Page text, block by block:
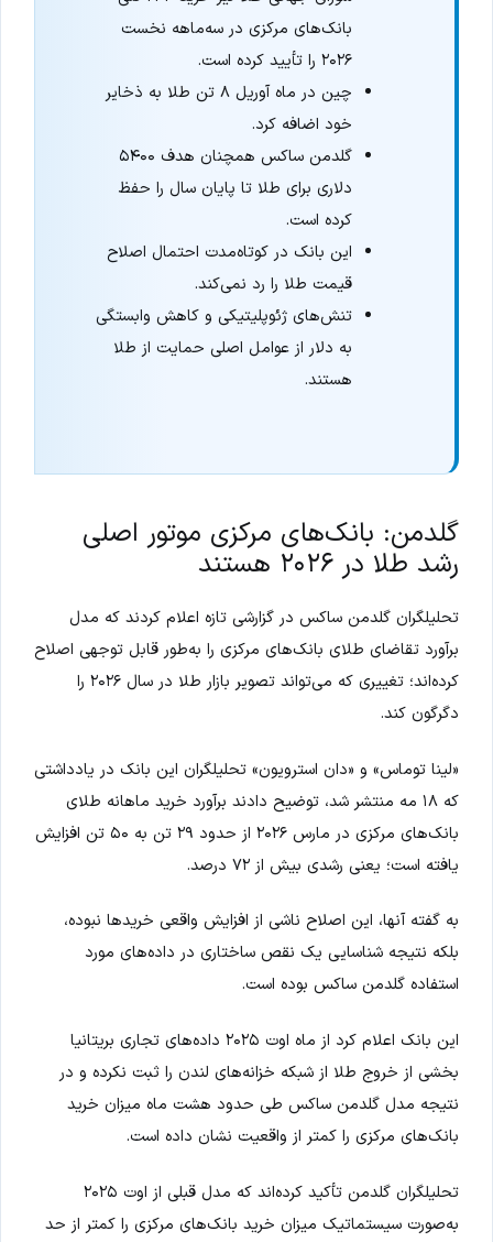
بانک‌های مرکزی در سه‌ماهه نخست
۲۰۲۶ را تأیید کرده است.
چین در ماه آوریل ۸ تن طلا به ذخایر
خود اضافه کرد.
گلدمن ساکس همچنان هدف ۵۴۰۰
دلاری برای طلا تا پایان سال را حفظ
کرده است.
این بانک در کوتاه‌مدت احتمال اصلاح
قیمت طلا را رد نمی‌کند.
تنش‌های ژئوپلیتیکی و کاهش وابستگی
به دلار از عوامل اصلی حمایت از طلا
هستند.
گلدمن: بانک‌های مرکزی موتور اصلی
رشد طلا در ۲۰۲۶ هستند
تحلیلگران گلدمن ساکس در گزارشی تازه اعلام کردند که مدل
برآورد تقاضای طلای بانک‌های مرکزی را به‌طور قابل توجهی اصلاح
کرده‌اند؛ تغییری که می‌تواند تصویر بازار طلا در سال ۲۰۲۶ را
دگرگون کند.
«لینا توماس» و «دان استرویون» تحلیلگران این بانک در یادداشتی
که ۱۸ مه منتشر شد، توضیح دادند برآورد خرید ماهانه طلای
بانک‌های مرکزی در مارس ۲۰۲۶ از حدود ۲۹ تن به ۵۰ تن افزایش
یافته است؛ یعنی رشدی بیش از ۷۲ درصد.
به گفته آنها، این اصلاح ناشی از افزایش واقعی خریدها نبوده،
بلکه نتیجه شناسایی یک نقص ساختاری در داده‌های مورد
استفاده گلدمن ساکس بوده است.
این بانک اعلام کرد از ماه اوت ۲۰۲۵ داده‌های تجاری بریتانیا
بخشی از خروج طلا از شبکه خزانه‌های لندن را ثبت نکرده و در
نتیجه مدل گلدمن ساکس طی حدود هشت ماه میزان خرید
بانک‌های مرکزی را کمتر از واقعیت نشان داده است.
تحلیلگران گلدمن تأکید کرده‌اند که مدل قبلی از اوت ۲۰۲۵
به‌صورت سیستماتیک میزان خرید بانک‌های مرکزی را کمتر از حد